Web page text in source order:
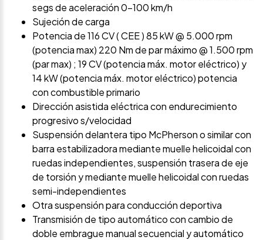
segs de aceleración 0-100 km/h
Sujeción de carga
Potencia de 116 CV ( CEE ) 85 kW @ 5.000 rpm
(potencia max) 220 Nm de par máximo @ 1.500 rpm
(par max) ; 19 CV (potencia máx. motor eléctrico) y
14 kW (potencia máx. motor eléctrico) potencia
con combustible primario
Dirección asistida eléctrica con endurecimiento
progresivo s/velocidad
Suspensión delantera tipo McPherson o similar con
barra estabilizadora mediante muelle helicoidal con
ruedas independientes, suspensión trasera de eje
de torsión y mediante muelle helicoidal con ruedas
semi-independientes
Otra suspensión para conducción deportiva
Transmisión de tipo automático con cambio de
doble embrague manual secuencial y automático